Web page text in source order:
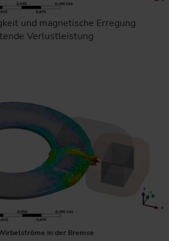
und magnetische Erregung
Verlustleistung
in der Bremse